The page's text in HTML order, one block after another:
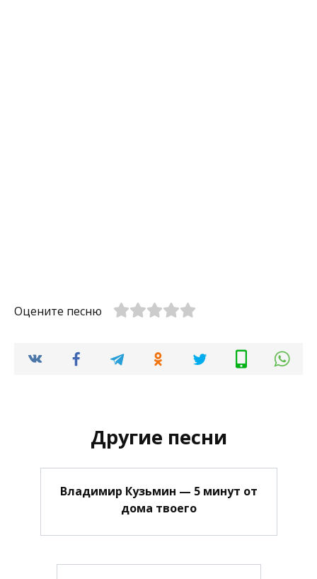
Оцените песню
Другие песни
Владимир Кузьмин — 5 минут от
дома твоего